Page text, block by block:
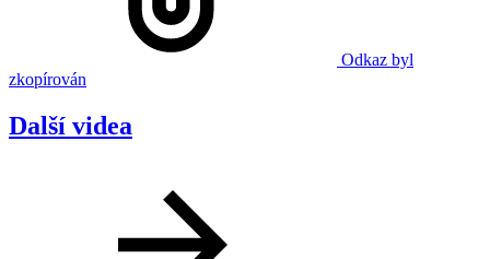
Odkaz byl
zkopírován
Další videa